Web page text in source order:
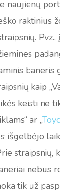
naujienų
raktinius
baneris
kaip
keisti ne
ar „
išgelbėjo
straipsnių,
nebus
tik už